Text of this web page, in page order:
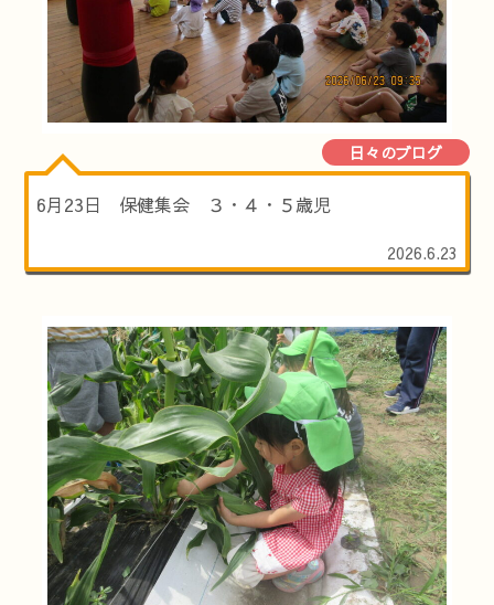
日々のブログ
6月23日 保健集会 ３・４・５歳児
2026.6.23